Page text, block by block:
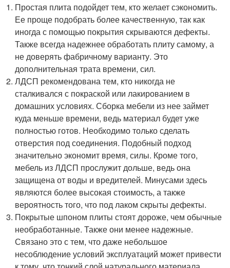
Простая плита подойдет тем, кто желает сэкономить.
Ее проще подобрать более качественную, так как
иногда с помощью покрытия скрываются дефекты.
Также всегда надежнее обработать плиту самому, а
не доверять фабричному варианту. Это
дополнительная трата времени, сил.
ЛДСП рекомендована тем, кто никогда не
сталкивался с покраской или лакированием в
домашних условиях. Сборка мебели из нее займет
куда меньше времени, ведь материал будет уже
полностью готов. Необходимо только сделать
отверстия под соединения. Подобный подход
значительно экономит время, силы. Кроме того,
мебель из ЛДСП прослужит дольше, ведь она
защищена от воды и вредителей. Минусами здесь
являются более высокая стоимость, а также
вероятность того, что под лаком скрыты дефекты.
Покрытые шпоном плиты стоят дороже, чем обычные
необработанные. Также они менее надежные.
Связано это с тем, что даже небольшое
несоблюдение условий эксплуатаций может привести